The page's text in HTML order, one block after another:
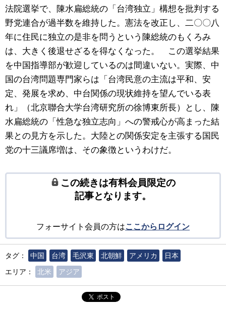
法院選挙で、陳水扁総統の「台湾独立」構想を批判する
野党連合が過半数を維持した。憲法を改正し、二〇〇八
年に住民に独立の是非を問うという陳総統のもくろみ
は、大きく後退せざるを得なくなった。 この選挙結果
を中国指導部が歓迎しているのは間違いない。実際、中
国の台湾問題専門家らは「台湾民意の主流は平和、安
定、発展を求め、中台関係の現状維持を望んでいる表
れ」（北京聯合大学台湾研究所の徐博東所長）とし、陳
水扁総統の「性急な独立志向」への警戒心が高まった結
果との見方を示した。大陸との関係安定を主張する国民
党の十三議席増は、その象徴というわけだ。
この続きは有料会員限定の
記事となります。
フォーサイト会員の方はここからログイン
タグ： 中国 台湾 毛沢東 北朝鮮 アメリカ
日本
エリア：
北米 アジア
ポスト